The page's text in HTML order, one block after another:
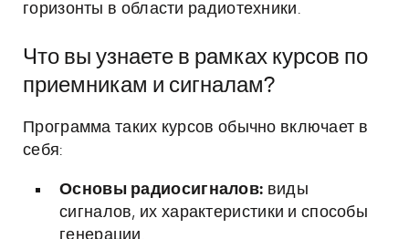
горизонты в области радиотехники.
Что вы узнаете в рамках курсов по
приемникам и сигналам?
Программа таких курсов обычно включает в
себя:
Основы радиосигналов: виды
сигналов, их характеристики и способы
генерации.